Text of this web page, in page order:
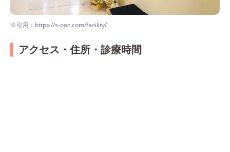
※引用：https://s-ooc.com/facility/
アクセス・住所・診療時間